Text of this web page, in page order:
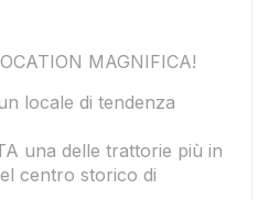
MAGNIFICA!
locale di tendenza
una delle trattorie più in
centro storico di